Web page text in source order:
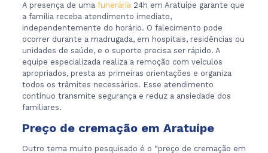
A presença de uma funerária24h em Aratuípe garante que
a família receba atendimento imediato,
independentemente do horário. O falecimento pode
ocorrer durante a madrugada, em hospitais, residências ou
unidades de saúde, e o suporte precisa ser rápido. A
equipe especializada realiza a remoção com veículos
apropriados, presta as primeiras orientações e organiza
todos os trâmites necessários. Esse atendimento
contínuo transmite segurança e reduz a ansiedade dos
familiares.
Preço de cremação em Aratuípe
Outro tema muito pesquisado é o “preço de cremação em